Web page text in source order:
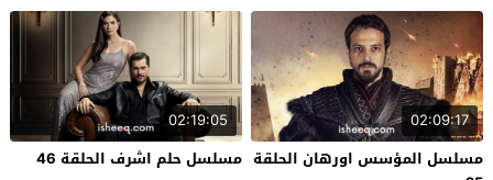
02:09:17
مسلسل المؤسس اورهان الحلقة
02:19:05
مسلسل حلم اشرف الحلقة 46